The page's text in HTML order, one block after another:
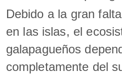
Debido a la gran
en las islas, el
galapagueños
completamente del